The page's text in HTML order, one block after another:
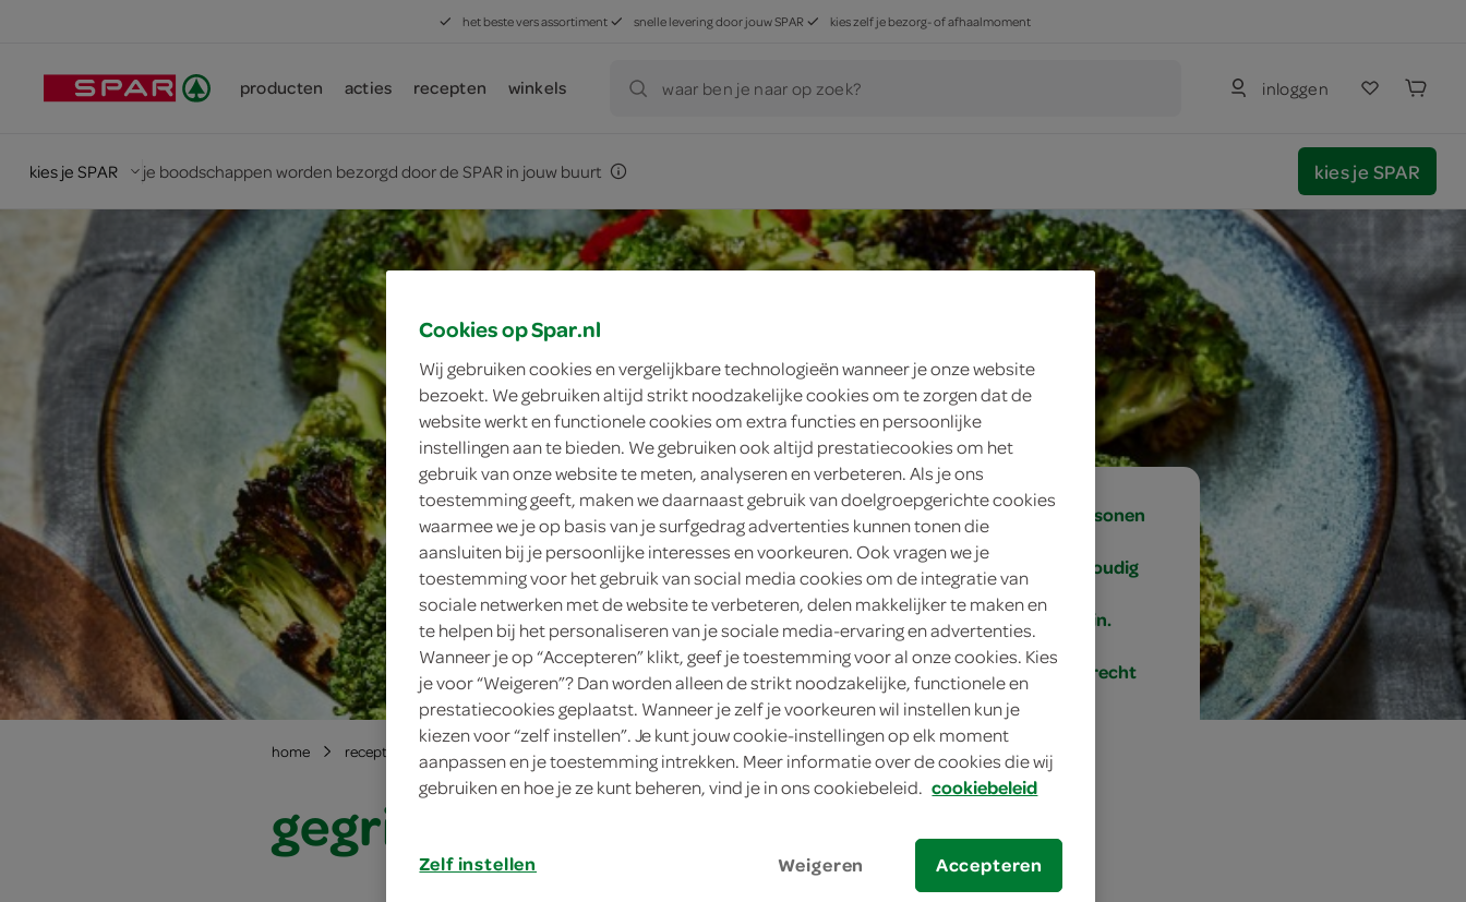
het beste vers assortiment snelle levering door jouw SPAR kies zelf je bezorg- of afhaalmoment
producten acties recepten winkels waar ben je naar op zoek? inloggen
kies je SPAR je boodschappen worden bezorgd door de SPAR in jouw buurt kies je SPAR
4 personen
eenvoudig
15 min.
bijgerecht
home recepten gegrilde broccoli met pesto
gegrilde broccoli met pesto
Cookies op Spar.nl
Wij gebruiken cookies en vergelijkbare technologieën wanneer je onze website
bezoekt. We gebruiken altijd strikt noodzakelijke cookies om te zorgen dat de
website werkt en functionele cookies om extra functies en persoonlijke
instellingen aan te bieden. We gebruiken ook altijd prestatiecookies om het
gebruik van onze website te meten, analyseren en verbeteren. Als je ons
toestemming geeft, maken we daarnaast gebruik van doelgroepgerichte cookies
waarmee we je op basis van je surfgedrag advertenties kunnen tonen die
aansluiten bij je persoonlijke interesses en voorkeuren. Ook vragen we je
toestemming voor het gebruik van social media cookies om de integratie van
sociale netwerken met de website te verbeteren, delen makkelijker te maken en
te helpen bij het personaliseren van je sociale media-ervaring en advertenties.
Wanneer je op “Accepteren” klikt, geef je toestemming voor al onze cookies. Kies
je voor “Weigeren”? Dan worden alleen de strikt noodzakelijke, functionele en
prestatiecookies geplaatst. Wanneer je zelf je voorkeuren wil instellen kun je
kiezen voor “zelf instellen”. Je kunt jouw cookie-instellingen op elk moment
aanpassen en je toestemming intrekken. Meer informatie over de cookies die wij
gebruiken en hoe je ze kunt beheren, vind je in ons cookiebeleid. cookiebeleid
Zelf instellen Weigeren Accepteren